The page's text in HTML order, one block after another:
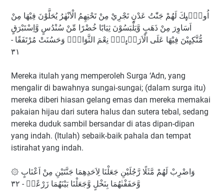
اُولٰۤىِٕكَ لَهُمْ جَنّٰتُ عَدْنٍ تَجْرِيْ مِنْ تَحْتِهِمُ الْاَنْهٰرُ يُحَلَّوْنَ فِيْهَا مِنْ
اَسَاوِرَ مِنْ ذَهَبٍ وَّيَلْبَسُوْنَ ثِيَابًا خُضْرًا مِّنْ سُنْدُسٍ وَّاِسْتَبْرَقٍ
مُّتَّكِىِٕيْنَ فِيْهَا عَلَى الْاَرَاۤىِٕكِۗ نِعْمَ الثَّوَابُۗ وَحَسُنَتْ مُرْتَفَقًا -
٣١
Mereka itulah yang memperoleh Surga ‘Adn, yang
mengalir di bawahnya sungai-sungai; (dalam surga itu)
mereka diberi hiasan gelang emas dan mereka memakai
pakaian hijau dari sutera halus dan sutera tebal, sedang
mereka duduk sambil bersandar di atas dipan-dipan
yang indah. (Itulah) sebaik-baik pahala dan tempat
istirahat yang indah.
۞ وَاضْرِبْ لَهُمْ مَّثَلًا رَّجُلَيْنِ جَعَلْنَا لِاَحَدِهِمَا جَنَّتَيْنِ مِنْ اَعْنَابٍ
وَّحَفَفْنٰهُمَا بِنَخْلٍ وَّجَعَلْنَا بَيْنَهُمَا زَرْعًاۗ - ٣٢